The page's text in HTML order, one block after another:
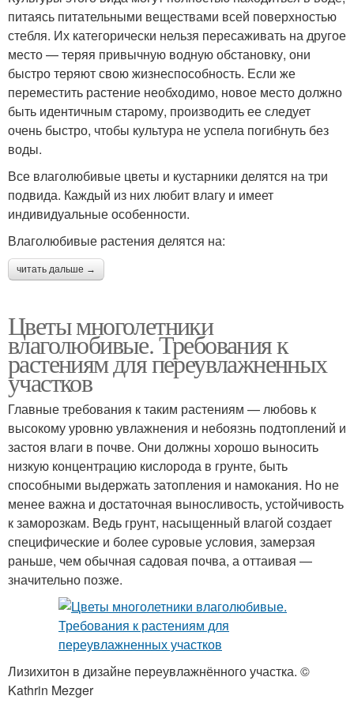
питаясь питательными веществами всей поверхностью
стебля. Их категорически нельзя пересаживать на другое
место — теряя привычную водную обстановку, они
быстро теряют свою жизнеспособность. Если же
переместить растение необходимо, новое место должно
быть идентичным старому, производить ее следует
очень быстро, чтобы культура не успела погибнуть без
воды.
Все влаголюбивые цветы и кустарники делятся на три
подвида. Каждый из них любит влагу и имеет
индивидуальные особенности.
Влаголюбивые растения делятся на:
читать дальше →
Цветы многолетники
влаголюбивые. Требования к
растениям для переувлажненных
участков
Главные требования к таким растениям — любовь к
высокому уровню увлажнения и небоязнь подтоплений и
застоя влаги в почве. Они должны хорошо выносить
низкую концентрацию кислорода в грунте, быть
способными выдержать затопления и намокания. Но не
менее важна и достаточная выносливость, устойчивость
к заморозкам. Ведь грунт, насыщенный влагой создает
специфические и более суровые условия, замерзая
раньше, чем обычная садовая почва, а оттаивая —
значительно позже.
Лизихитон в дизайне переувлажнённого участка. ©
Kathrin Mezger